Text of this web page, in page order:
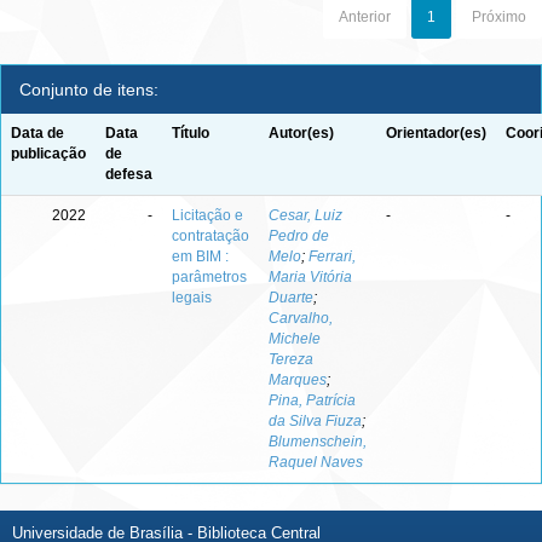
Anterior 1 Próximo
Conjunto de itens:
Data de
publicação
Data
de
defesa
Título Autor(es) Orientador(es)
2022 -
Licitação e
contratação
em BIM :
parâmetros
legais
Cesar, Luiz
Pedro de
Melo; Ferrari,
Maria Vitória
Duarte;
Carvalho,
Michele
Tereza
Marques;
Pina, Patrícia
da Silva Fiuza;
Blumenschein,
Raquel Naves
- -
Universidade de Brasília - Biblioteca Central